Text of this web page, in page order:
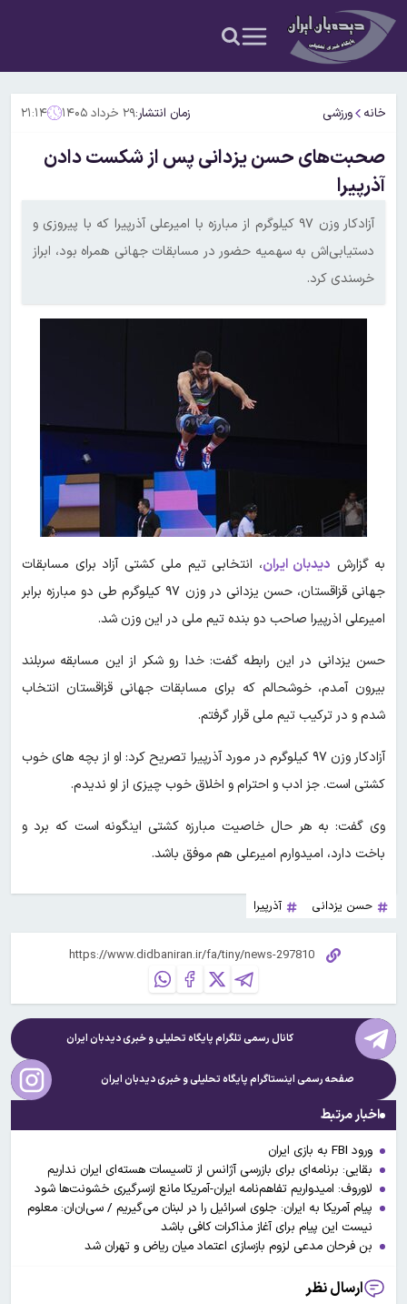
خانه ورزشی زمان انتشار:۲۹ خرداد ۱۴۰۵ ۲۱:۱۴
صحبت‌های حسن یزدانی پس از شکست دادن
آذرپیرا
آزادکار وزن ۹۷ کیلوگرم از مبارزه با امیرعلی آذرپیرا که با پیروزی و
دستیابی‌اش به سهمیه حضور در مسابقات جهانی همراه بود، ابراز
خرسندی کرد.
به گزارش دیدبان ایران، انتخابی تیم ملی کشتی آزاد برای مسابقات
جهانی قزاقستان، حسن یزدانی در وزن ۹۷ کیلوگرم طی دو مبارزه برابر
امیرعلی اذرپیرا صاحب دو بنده تیم ملی در این وزن شد.
حسن یزدانی در این رابطه گفت: خدا رو شکر از این مسابقه سربلند
بیرون آمدم، خوشحالم که برای مسابقات جهانی قزاقستان انتخاب
شدم و در ترکیب تیم ملی قرار گرفتم.
آزادکار وزن ۹۷ کیلوگرم در مورد آذرپیرا تصریح کرد: او از بچه های خوب
کشتی است. جز ادب و احترام و اخلاق خوب چیزی از او ندیدم.
وی گفت: به هر حال خاصیت مبارزه کشتی اینگونه است که برد و
باخت دارد، امیدوارم امیرعلی هم موفق باشد.
حسن یزدانی آذرپیرا
کانال رسمی تلگرام پایگاه تحلیلی و خبریدیدبان ایران
صفحه رسمی اینستاگرام پایگاه تحلیلی و خبریدیدبان ایران
اخبار مرتبط
ورود FBI به بازی ایران
بقایی: برنامه‌ای برای بازرسی آژانس از تاسیسات هسته‌ای ایران نداریم
لاوروف: امیدواریم تفاهم‌نامه ایران-آمریکا مانع ازسرگیری خشونت‌ها شود
پیام آمریکا به ایران: جلوی اسرائیل را در لبنان می‌گیریم / سی‌ان‌ان: معلوم
نیست این پیام برای آغاز مذاکرات کافی باشد
بن فرحان مدعی لزوم بازسازی اعتماد میان ریاض و تهران شد
ارسال نظر